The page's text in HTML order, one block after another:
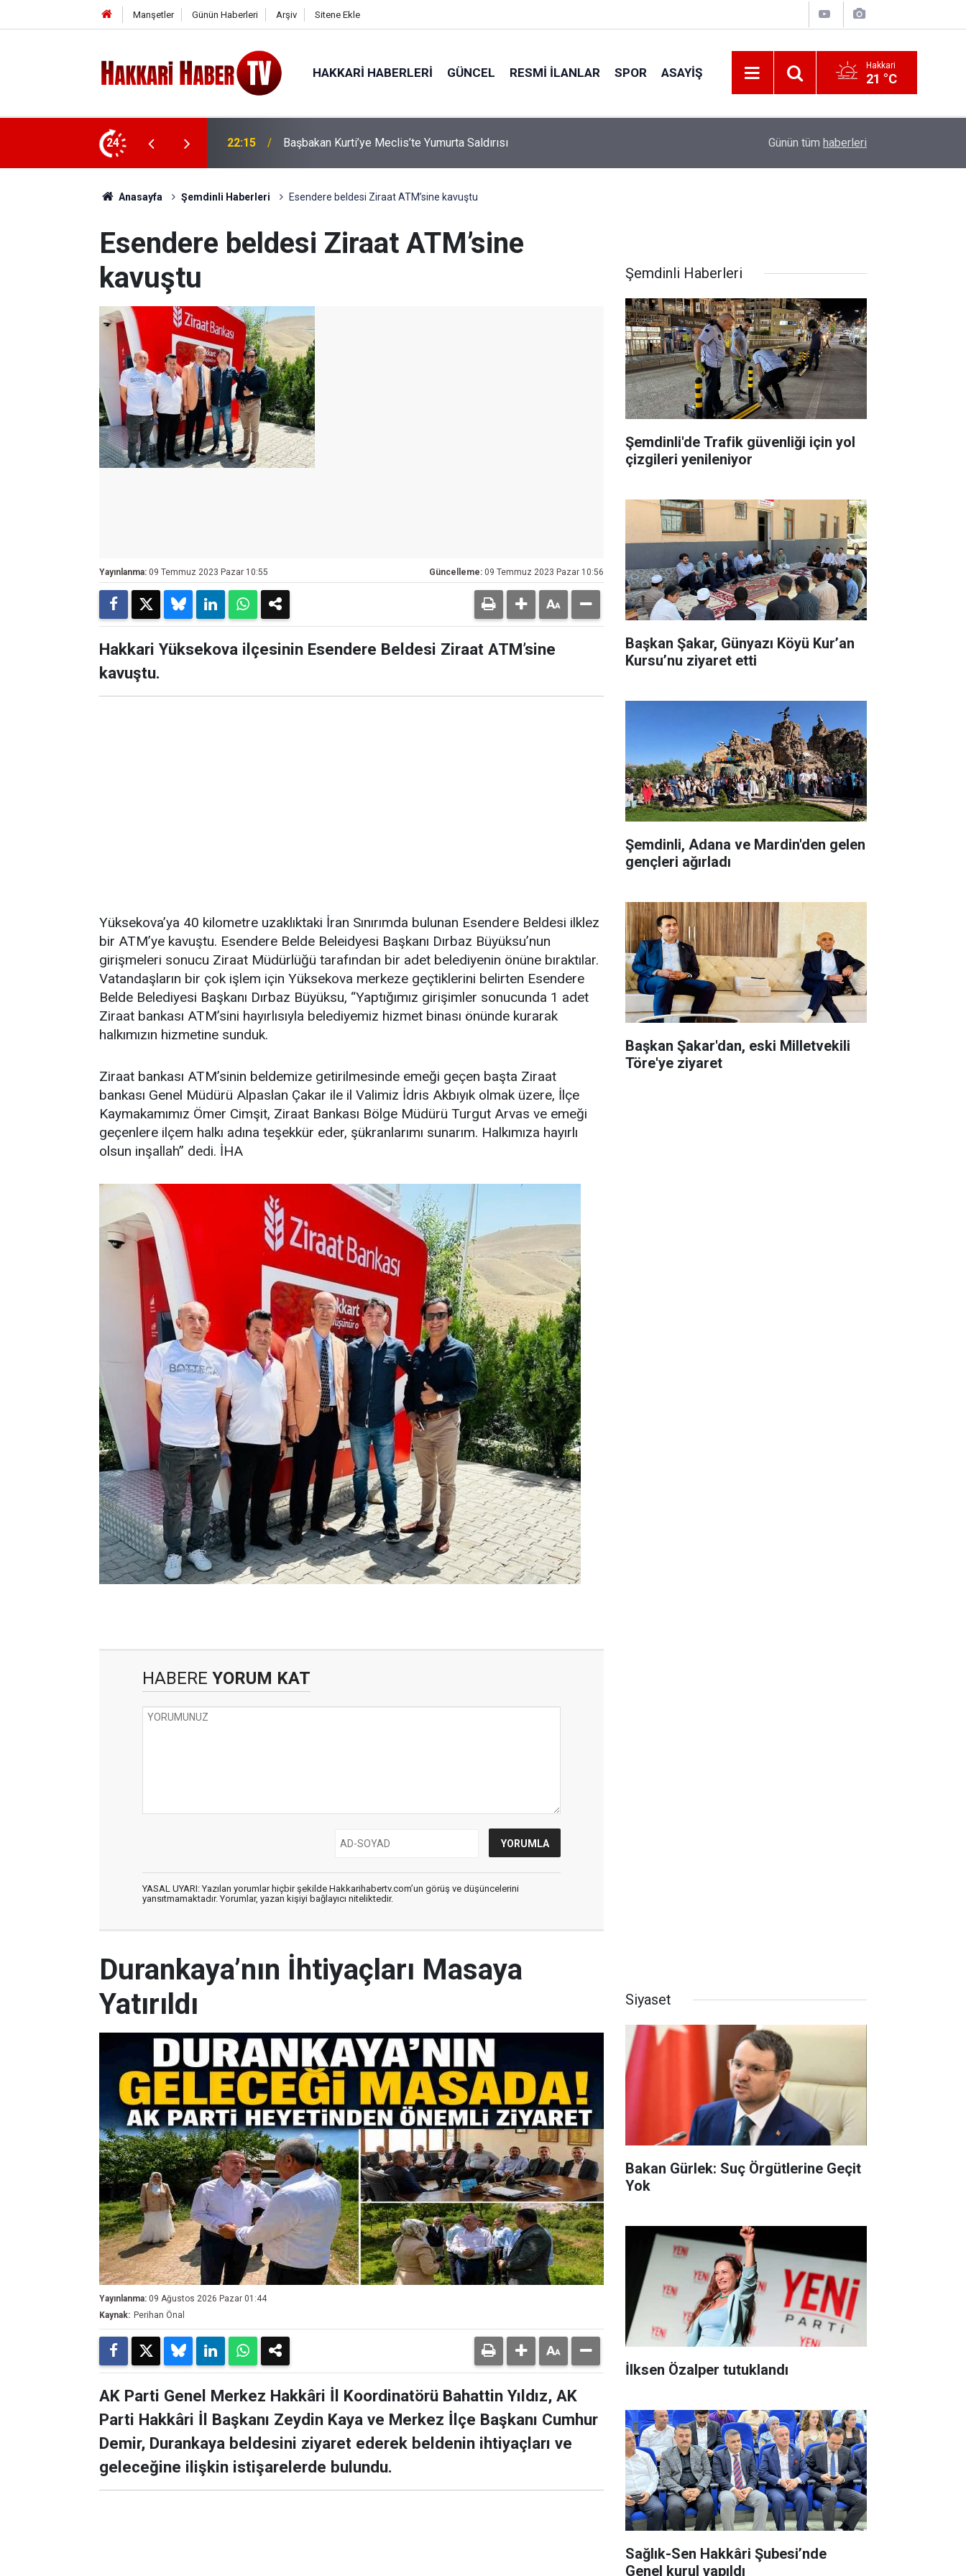
Manşetler Günün Haberleri Arşiv Sitene Ekle
HAKKARI HABERLERI GÜNCEL RESMI İLANLAR SPOR ASAYIŞ Hakkari
21 °C
24 22:07 İran'dan Hürmüz Boğazı İçin Yeni Şart Zelenskiy'den Patriot Füzesi Açıklaması
Günün tüm haberleri
Anasayfa Şemdinli Haberleri Esendere beldesi Ziraat ATM’sine kavuştu
Esendere beldesi Ziraat ATM’sine
kavuştu
Yayınlanma: 09 Temmuz 2023 Pazar 10:55 Güncelleme: 09 Temmuz 2023 Pazar 10:56
Hakkari Yüksekova ilçesinin Esendere Beldesi Ziraat ATM’sine
kavuştu.
Yüksekova’ya 40 kilometre uzaklıktaki İran Sınırımda bulunan Esendere Beldesi ilklez
bir ATM’ye kavuştu. Esendere Belde Beleidyesi Başkanı Dırbaz Büyüksu’nun
girişmeleri sonucu Ziraat Müdürlüğü tarafından bir adet belediyenin önüne bıraktılar.
Vatandaşların bir çok işlem için Yüksekova merkeze geçtiklerini belirten Esendere
Belde Belediyesi Başkanı Dırbaz Büyüksu, “Yaptığımız girişimler sonucunda 1 adet
Ziraat bankası ATM’sini hayırlısıyla belediyemiz hizmet binası önünde kurarak
halkımızın hizmetine sunduk.
Ziraat bankası ATM’sinin beldemize getirilmesinde emeği geçen başta Ziraat
bankası Genel Müdürü Alpaslan Çakar ile il Valimiz İdris Akbıyık olmak üzere, İlçe
Kaymakamımız Ömer Cimşit, Ziraat Bankası Bölge Müdürü Turgut Arvas ve emeği
geçenlere ilçem halkı adına teşekkür eder, şükranlarımı sunarım. Halkımıza hayırlı
olsun inşallah” dedi. İHA
HABERE YORUM KAT
YASAL UYARI: Yazılan yorumlar hiçbir şekilde Hakkarihabertv.com’un görüş ve düşüncelerini
yansıtmamaktadır. Yorumlar, yazan kişiyi bağlayıcı niteliktedir.
Şemdinli Haberleri
Şemdinli'de Trafik güvenliği için yol
çizgileri yenileniyor
Başkan Şakar, Günyazı Köyü Kur’an
Kursu’nu ziyaret etti
Şemdinli, Adana ve Mardin'den gelen
gençleri ağırladı
Başkan Şakar'dan, eski Milletvekili
Töre'ye ziyaret
Durankaya’nın İhtiyaçları Masaya
Yatırıldı
Yayınlanma: 09 Ağustos 2026 Pazar 01:44
Kaynak: Perihan Önal
AK Parti Genel Merkez Hakkâri İl Koordinatörü Bahattin Yıldız, AK
Parti Hakkâri İl Başkanı Zeydin Kaya ve Merkez İlçe Başkanı Cumhur
Demir, Durankaya beldesini ziyaret ederek beldenin ihtiyaçları ve
geleceğine ilişkin istişarelerde bulundu.
Siyaset
Bakan Gürlek: Suç Örgütlerine Geçit
Yok
İlksen Özalper tutuklandı
Sağlık-Sen Hakkâri Şubesi’nde
Genel kurul yapıldı